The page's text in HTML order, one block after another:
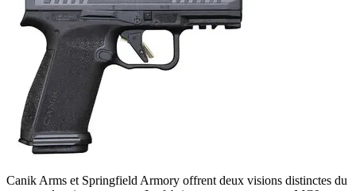
Canik Arms et Springfield Armory offrent deux visions distinctes du